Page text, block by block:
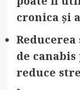
cronica și
de
reduce